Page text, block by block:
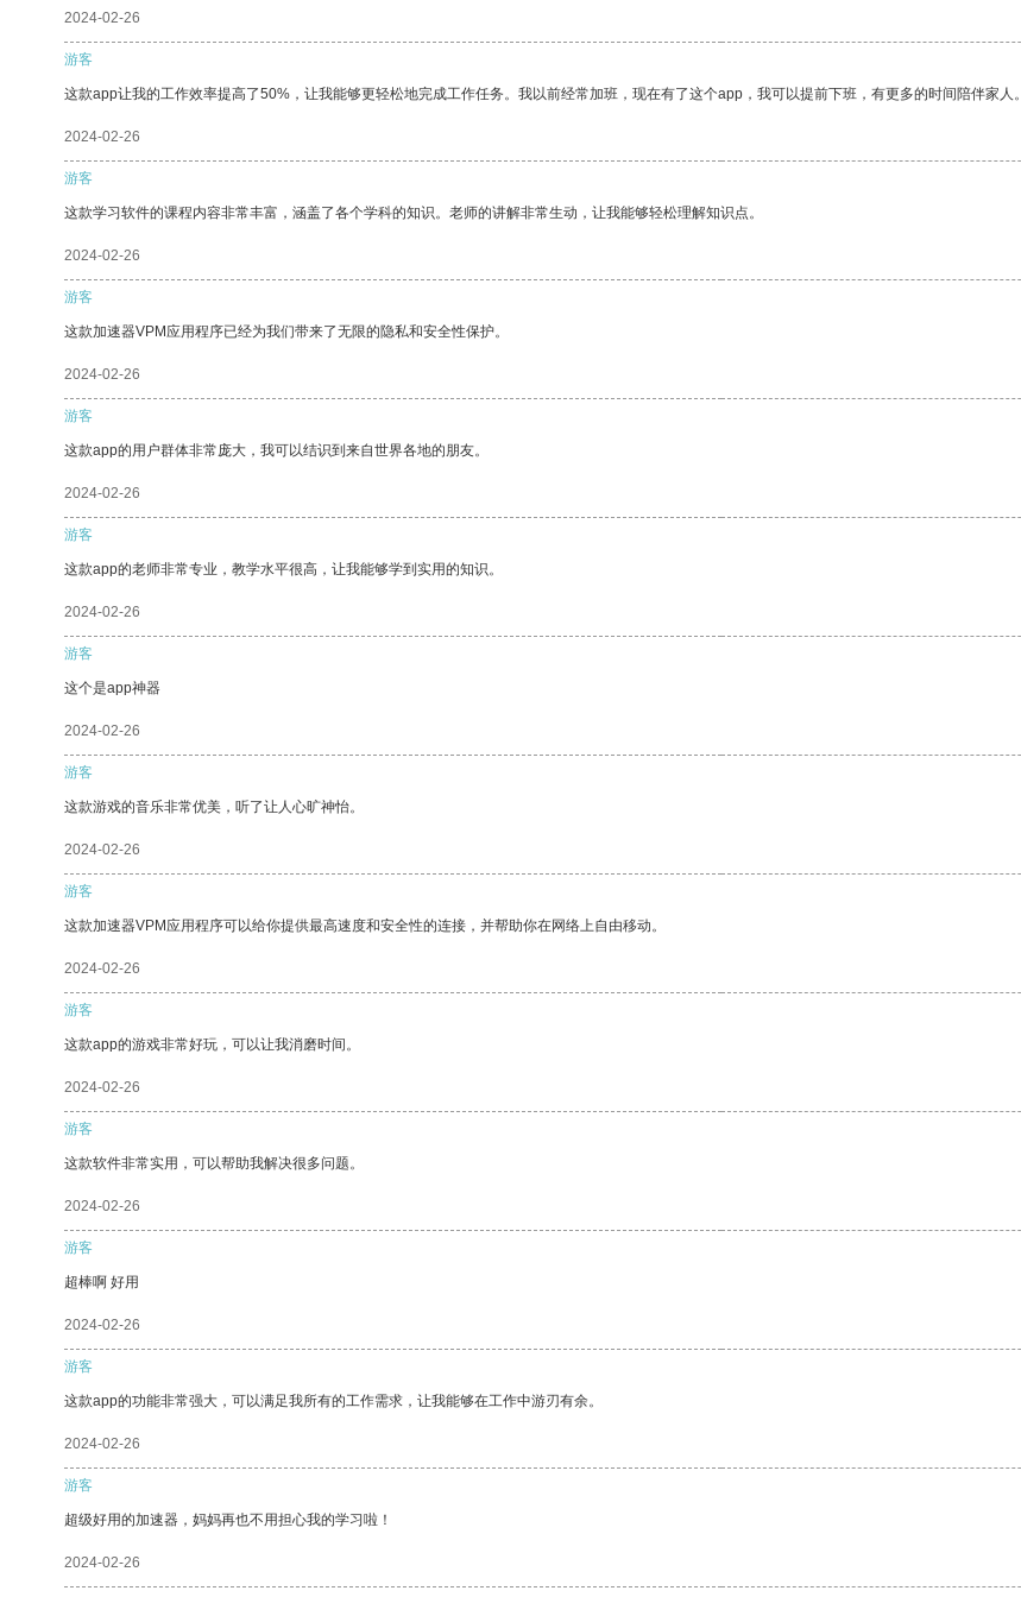
2024-02-26
游客
这款app让我的工作效率提高了50%，让我能够更轻松地完成工作任务。我以前经常加班，现在有了这个app，我可以提前下班，有更多的时间陪伴家人。
2024-02-26
游客
这款学习软件的课程内容非常丰富，涵盖了各个学科的知识。老师的讲解非常生动，让我能够轻松理解知识点。
2024-02-26
游客
这款加速器VPM应用程序已经为我们带来了无限的隐私和安全性保护。
2024-02-26
游客
这款app的用户群体非常庞大，我可以结识到来自世界各地的朋友。
2024-02-26
游客
这款app的老师非常专业，教学水平很高，让我能够学到实用的知识。
2024-02-26
游客
这个是app神器
2024-02-26
游客
这款游戏的音乐非常优美，听了让人心旷神怡。
2024-02-26
游客
这款加速器VPM应用程序可以给你提供最高速度和安全性的连接，并帮助你在网络上自由移动。
2024-02-26
游客
这款app的游戏非常好玩，可以让我消磨时间。
2024-02-26
游客
这款软件非常实用，可以帮助我解决很多问题。
2024-02-26
游客
超棒啊 好用
2024-02-26
游客
这款app的功能非常强大，可以满足我所有的工作需求，让我能够在工作中游刃有余。
2024-02-26
游客
超级好用的加速器，妈妈再也不用担心我的学习啦！
2024-02-26